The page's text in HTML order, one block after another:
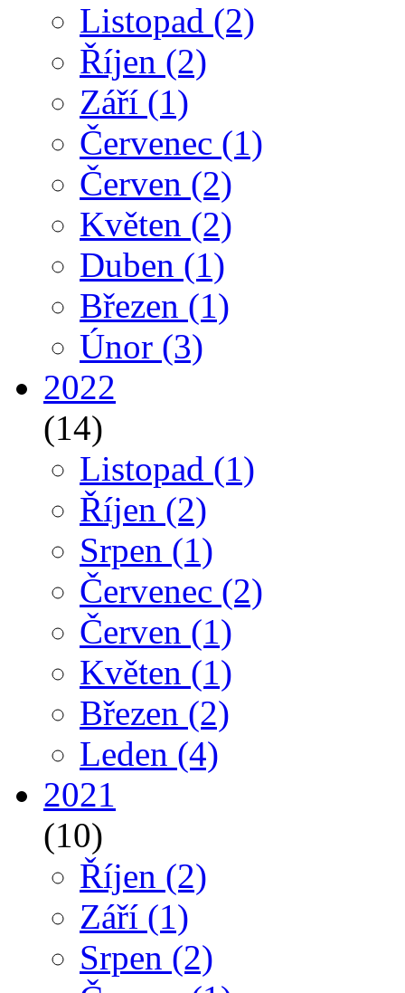
Listopad (2)
Říjen (2)
Září (1)
Červenec (1)
Červen (2)
Květen (2)
Duben (1)
Březen (1)
Únor (3)
2022
(14)
Listopad (1)
Říjen (2)
Srpen (1)
Červenec (2)
Červen (1)
Květen (1)
Březen (2)
Leden (4)
2021
(10)
Říjen (2)
Září (1)
Srpen (2)